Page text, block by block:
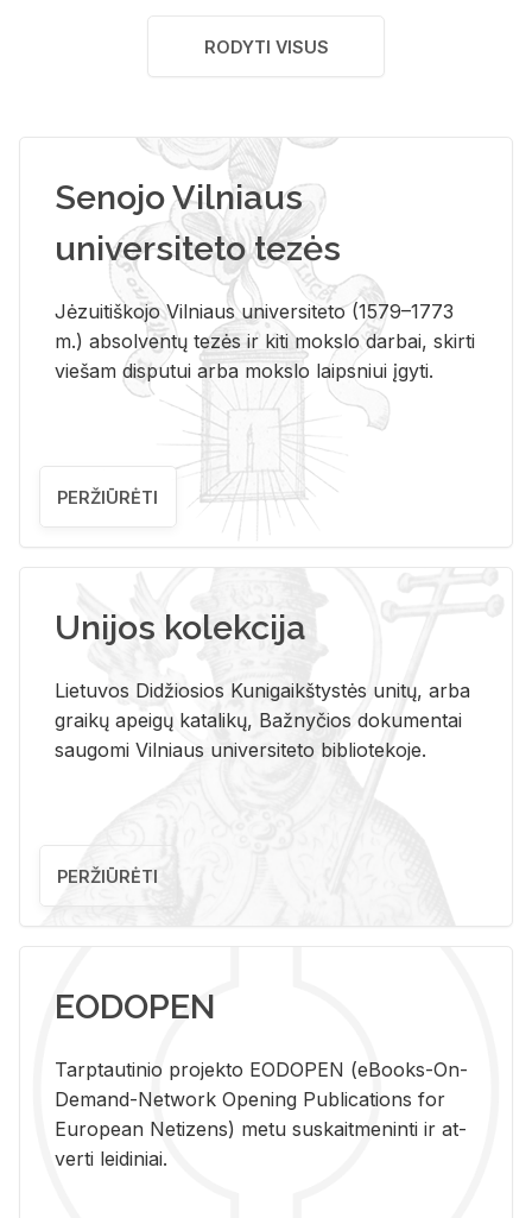
RODYTI VISUS
Senojo Vilniaus
universiteto tezės
Jėzuitiškojo Vilniaus universiteto (1579–1773
m.) absolventų tezės ir kiti mokslo darbai, skirti
viešam disputui arba mokslo laipsniui įgyti.
PERŽIŪRĖTI
Unijos kolekcija
Lietuvos Didžiosios Kunigaikštystės unitų, arba
graikų apeigų katalikų, Bažnyčios dokumentai
saugomi Vilniaus universiteto bibliotekoje.
PERŽIŪRĖTI
EODOPEN
Tarp­tau­ti­nio pro­jek­to EO­DO­PEN (eBo­oks-On-
De­mand-Ne­twork Ope­ning Pub­li­ca­tions for
Eu­ro­pe­an Ne­ti­zens) metu su­skait­me­nin­ti ir at­
ver­ti lei­di­niai.